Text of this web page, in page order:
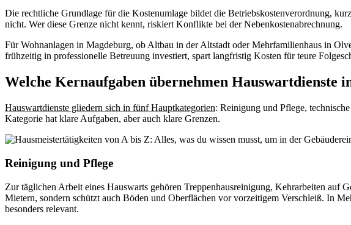
Die rechtliche Grundlage für die Kostenumlage bildet die Betriebskostenverordnung,
nicht. Wer diese Grenze nicht kennt, riskiert Konflikte bei der Nebenkostenabrechnung.
Für Wohnanlagen in Magdeburg, ob Altbau in der Altstadt oder Mehrfamilienhaus in
frühzeitig in professionelle Betreuung investiert, spart langfristig Kosten für teure
Welche Kernaufgaben übernehmen Hauswartdienste
Hauswartdienste gliedern sich in fünf Hauptkategorien: Reinigung und Pflege,
Kategorie hat klare Aufgaben, aber auch klare Grenzen.
Reinigung und Pflege
Zur täglichen Arbeit eines Hauswarts gehören Treppenhausreinigung, Kehrarbeiten
Mietern, sondern schützt auch Böden und Oberflächen vor vorzeitigem Verschleiß. In
besonders relevant.